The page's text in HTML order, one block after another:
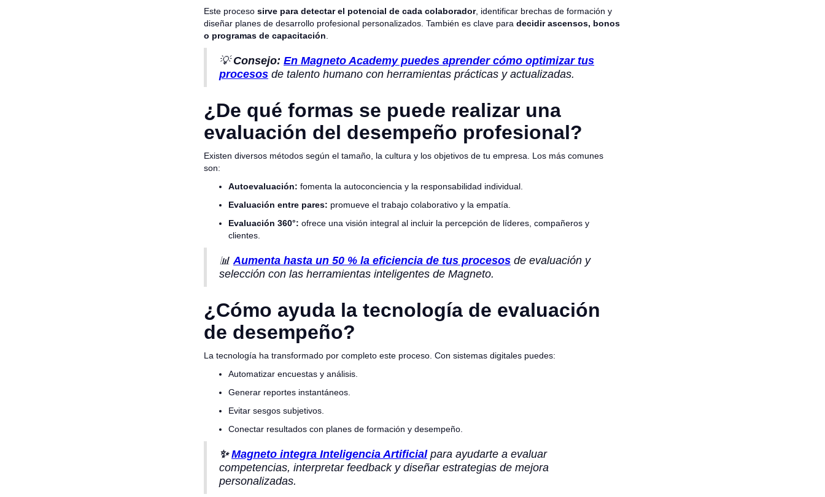
Este proceso sirve para detectar el potencial de cada colaborador, identificar brechas de formación y
diseñar planes de desarrollo profesional personalizados. También es clave para decidir ascensos, bonos
o programas de capacitación
💡Consejo: En Magneto Academy puedes aprender cómo optimizar tus
procesos de talento humano con herramientas prácticas y actualizadas.
¿De qué formas se puede realizar una
evaluación del desempeño profesional?
Existen diversos métodos según el tamaño, la cultura y los objetivos de tu empresa. Los más comunes
son:
Autoevaluación: fomenta la autoconciencia y la responsabilidad individual.
Evaluación entre pares: promueve el trabajo colaborativo y la empatía.
Evaluación 360°: ofrece una visión integral al incluir la percepción de líderes, compañeros y
clientes.
📊Aumenta hasta un 50 % la eficiencia de tus procesos de evaluación y
selección con las herramientas inteligentes de Magneto.
¿Cómo ayuda la tecnología de evaluación
de desempeño?
La tecnología ha transformado por completo este proceso. Con sistemas digitales puedes:
Automatizar encuestas y análisis.
Generar reportes instantáneos.
Evitar sesgos subjetivos.
Conectar resultados con planes de formación y desempeño.
✨Magneto integra Inteligencia Artificial para ayudarte a evaluar
competencias, interpretar feedback y diseñar estrategias de mejora
personalizadas.